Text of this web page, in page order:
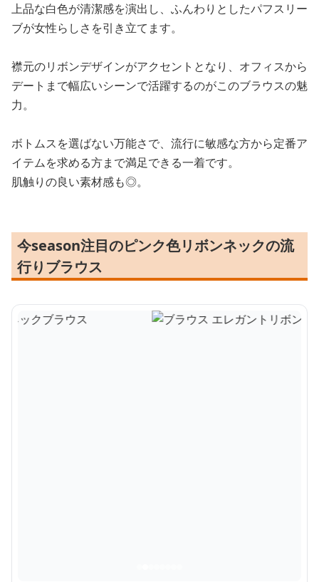
上品な白色が清潔感を演出し、ふんわりとしたパフスリー
ブが女性らしさを引き立てます。
襟元のリボンデザインがアクセントとなり、オフィスから
デートまで幅広いシーンで活躍するのがこのブラウスの魅
力。
ボトムスを選ばない万能さで、流行に敏感な方から定番ア
イテムを求める方まで満足できる一着です。
肌触りの良い素材感も◎。
今season注目のピンク色リボンネックの流
行りブラウス